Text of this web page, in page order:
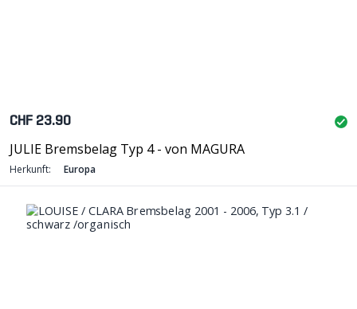
CHF 23.90
JULIE Bremsbelag Typ 4 - von MAGURA
Herkunft: Europa